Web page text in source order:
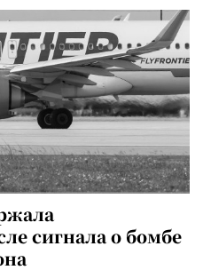
сигнала о бомбе